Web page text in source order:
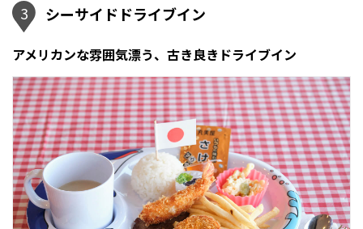
3 シーサイドドライブイン
アメリカンな雰囲気漂う、古き良きドライブイン